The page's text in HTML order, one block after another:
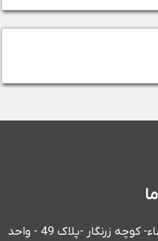
بلوار میرداماد- خیابان نساء- کوچه زرنگار -پلاک 49 - واحد